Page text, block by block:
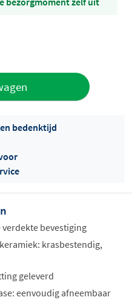
bedenktijd
bevestiging
krasbestendig,
geleverd
eenvoudig afneembaar